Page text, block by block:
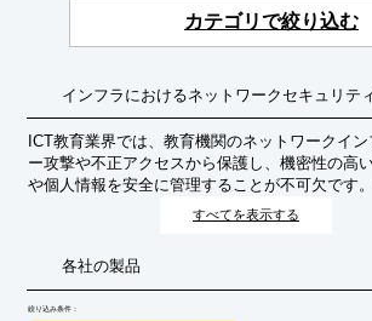
カテゴリで絞り込む
インフラにおけるネットワークセキュリテ
ICT教育業界では、教育機関のネットワークイ
ー攻撃や不正アクセスから保護し、機密性の高
や個人情報を安全に管理することが不可欠です。
クセキュリティ強化は、教育活動の継続性と信
るための基盤となります。
すべてを表示する
各社の製品
絞り込み条件：